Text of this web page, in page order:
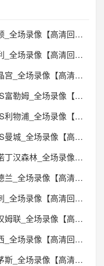
2026年05月24日 曼联VS布莱顿_全场录像【高清回放】
2026年05月24日 狼队VS伯恩利_全场录像【高清回放】
2026年05月24日 阿森纳VS水晶宫_全场录像【高清回放】
2026年05月24日 纽卡斯尔联VS富勒姆_全场录像【高清回放】
2026年05月24日 布伦特福德VS利物浦_全场录像【高清回放】
2026年05月24日 阿斯顿维拉VS曼城_全场录像【高清回放】
2026年05月24日 伯恩茅斯VS诺丁汉森林_全场录像【高清回放】
2026年05月24日 切尔西VS桑德兰_全场录像【高清回放】
2026年05月24日 埃弗顿VS热刺_全场录像【高清回放】
2026年05月24日 利兹联VS西汉姆联_全场录像【高清回放】
2026年05月20日 热刺VS切尔西_全场录像【高清回放】
2026年05月20日 曼城VS伯恩茅斯_全场录像【高清回放】